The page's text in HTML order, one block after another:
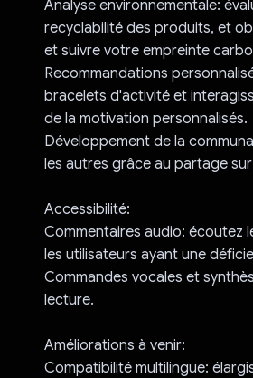
Analyse environnementale:
recyclabilité des produits, et
et suivre votre empreinte
Recommandations
bracelets d'activité et
de la motivation personnalisés.
Développement de la
les autres grâce au partage
Accessibilité:
Commentaires audio: écoutez
les utilisateurs ayant une
Commandes vocales et
lecture.
Améliorations à venir:
Compatibilité multilingue: